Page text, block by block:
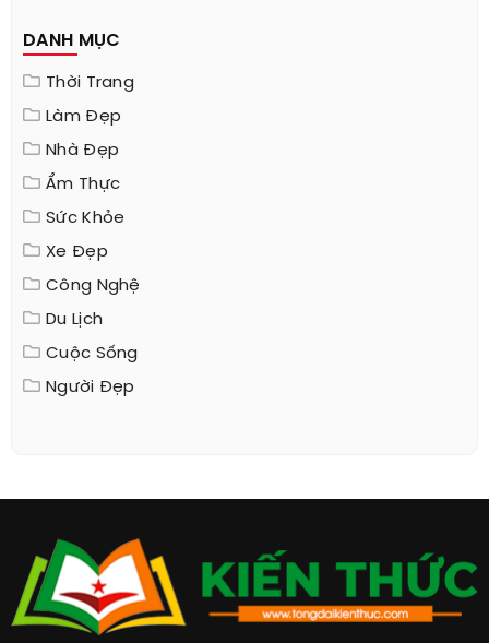
DANH MỤC
Thời Trang
Làm Đẹp
Nhà Đẹp
Ẩm Thực
Sức Khỏe
Xe Đẹp
Công Nghệ
Du Lịch
Cuộc Sống
Người Đẹp